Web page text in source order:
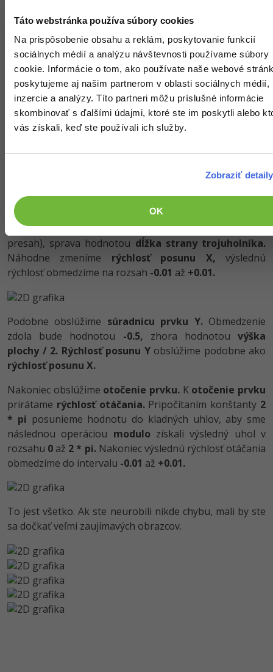
Táto webstránka používa súbory cookies
Na prispôsobenie obsahu a reklám, poskytovanie funkcií
sociálnych médií a analýzu návštevnosti používame súbory
cookie. Informácie o tom, ako používate naše webové
poskytujeme aj našim partnerom v oblasti sociálnych médií,
inzercie a analýzy. Títo partneri môžu príslušné informácie
skombinovať s ďalšími údajmi, ktoré ste im poskytli alebo
vás získali, keď ste používali ich služby.
Zobraziť detaily
OK
Pokiaľ chcete vyskúšať medziprodukt programu, máte
teraz príležitosť - mali by sa zobraziť náhodné obrazce.
Zatiaľ nehybné, ale pri každom spustení programu iné.
Dostávame sa k poslednej skupine hlavnej slučky,
posun prvkov.
Tu budú zabezpečené animácie
kaleidoskopu. Jadrom obsluhy je slučka, s ktorej
pomocou prejdeme všetky prvky zoznamu prvkov.
Pri výpočte novejsúradnice X vpripočítame k
súradnicu
rýchlosť posunu X.Výslednú súradnicu
obmedzíme a to zľava hodnotou-0.5(povolíme mierny
presah), sprava hodnotou dĺžka strany trojuholníka.
Náhodne zmeníme rýchlosť posunu X, výslednú
rýchlosť obmedzíme na rozsah -0.01 až +0.01.
Podobne obslúžime súradnicu prvku Y.Obmedzenie
zdola bude hodnotou -0.5, zhora hodnotou výška
plochy / 2. Rýchlosť posunu Yobslúžime podobne ako
rýchlosť posunu X.
Nakoniec obslúžime otočenie prvku. K otočenie prvku
prirátame rýchlosť otáčania.Pripočítaním konštanty 2
* pi posunieme hodnotu do kladných uhlov, aby sme
následnou operáciou modulozískali výsledný uhol v
rozsahu 0 až 2 * pi.Nakoniec výslednú rýchlosť otáčania
obmedzíme do intervalu -0.01 až +0.01.
To jest všetko. Ak ste neurobili nikde chybu, mali by ste
sa dočkať veľmi zaujímavých obrazcov.